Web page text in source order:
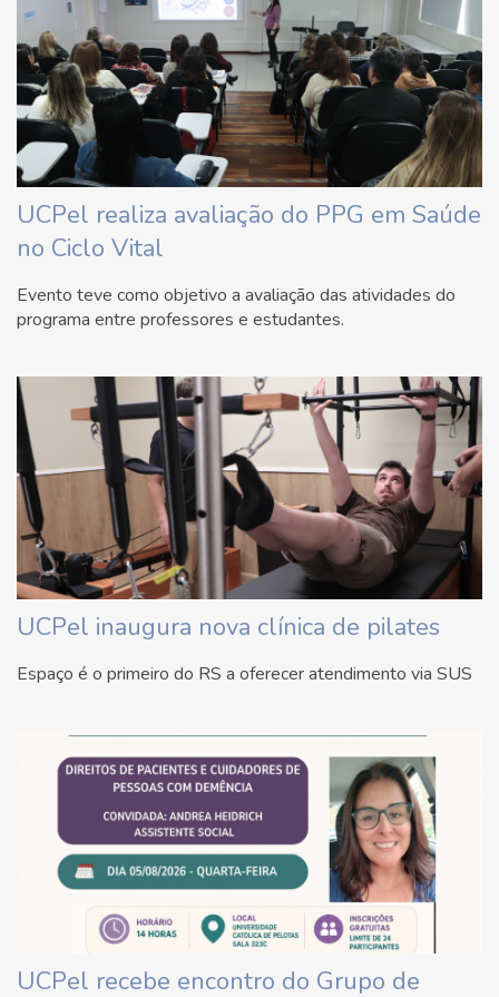
UCPel realiza avaliação do PPG em Saúde
no Ciclo Vital
Evento teve como objetivo a avaliação das atividades do
programa entre professores e estudantes.
UCPel inaugura nova clínica de pilates
Espaço é o primeiro do RS a oferecer atendimento via SUS
UCPel recebe encontro do Grupo de